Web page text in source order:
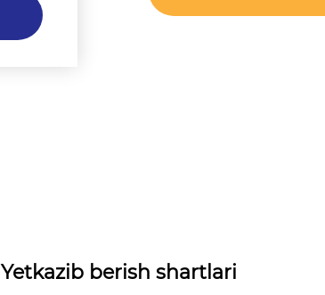
Yetkazib berish shartlari